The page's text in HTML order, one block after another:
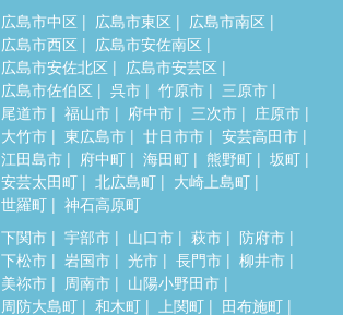
広島市中区 広島市東区
広島市南区
広島市西区
広島市安佐南区
広島市安佐北区
広島市安芸区
広島市佐伯区
呉市 竹原市
三原市
尾道市
福山市 府中市 三次市
庄原市
大竹市
東広島市 廿日市市
安芸高田市
江田島市
府中町 海田町 熊野町
坂町
安芸太田町
北広島町
大崎上島町
世羅町
神石高原町
下関市 宇部市 山口市 萩市
防府市
下松市
岩国市 光市 長門市
柳井市
美祢市
周南市
山陽小野田市
周防大島町
和木町 上関町
田布施町